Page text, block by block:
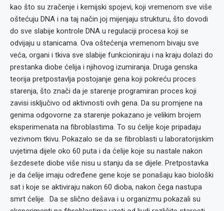
kao što su zračenje i kemijski spojevi, koji vremenom sve više
oštećuju DNA i na taj način joj mijenjaju strukturu, što dovodi
do sve slabije kontrole DNA u regulaciji procesa koji se
odvijaju u stanicama. Ova oštećenja vremenom bivaju sve
veća, organi i tkiva sve slabije funkcioniraju i na kraju dolazi do
prestanka diobe ćelija i njihovog izumiranja. Druga genska
teorija pretpostavlja postojanje gena koji pokreću proces
starenja, što znači da je starenje programiran proces koji
zavisi isključivo od aktivnosti ovih gena. Da su promjene na
genima odgovorne za starenje pokazano je velikim brojem
eksperimenata na fibroblastima. To su ćelije koje pripadaju
vezivnom tkivu. Pokazalo se da se fibroblasti u laboratorijskim
uvjetima dijele oko 60 puta i da ćelije koje su nastale nakon
šezdesete diobe više nisu u stanju da se dijele. Pretpostavka
je da ćelije imaju određene gene koje se ponašaju kao biološki
sat i koje se aktiviraju nakon 60 dioba, nakon čega nastupa
smrt ćelije. Da se slično dešava i u organizmu pokazali su